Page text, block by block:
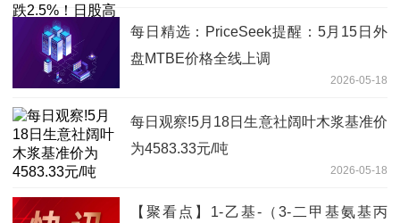
每日精选：PriceSeek提醒：5月15日外
盘MTBE价格全线上调
2026-05-18
每日观察!5月18日生意社阔叶木浆基准价
为4583.33元/吨
2026-05-18
【聚看点】1-乙基-（3-二甲基氨基丙